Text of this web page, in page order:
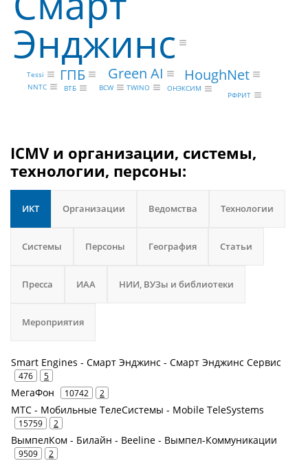
Энджинс
ГПБ Green AI HoughNet
Tessi
BCW
TWINO
NNTC ОНЭКСИМ
ВТБ
РФРИТ
ICMV и организации, системы,
технологии, персоны:
ИКТ Организации Ведомства Технологии
Системы Персоны География Статьи
Пресса ИАА НИИ, ВУЗы и библиотеки
Мероприятия
Smart Engines - Смарт Энджинс - Смарт Энджинс Сервис
476 5
МегаФон 10742 2
МТС - Мобильные ТелеСистемы - Mobile TeleSystems
15759 2
ВымпелКом - Билайн - Beeline - Вымпел-Коммуникации
9509 2